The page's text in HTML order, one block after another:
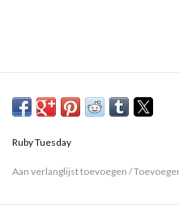
Ruby Tuesday
Aan verlanglijst toevoegen /